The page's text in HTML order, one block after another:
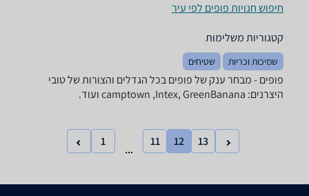
חיפוש חנויות פופים לפי עיר
קטגוריות משלימות
שמיכות וכריות שטיחים
פופים - מבחר ענק של פופים בכל הגדלים והצורות של טובי
היצרנים: camptown ,Intex, GreenBanana ועוד.
1
...
11 12 13